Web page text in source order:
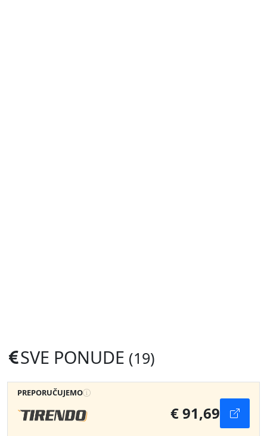
SVE PONUDE (19)
PREPORUČUJEMO
€ 91,69